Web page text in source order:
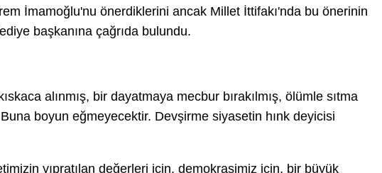
İmamoğlu'nu önerdiklerini ancak Millet İttifakı'nda bu önerinin
başkanına çağrıda bulundu.
alınmış, bir dayatmaya mecbur bırakılmış, ölümle sıtma
boyun eğmeyecektir. Devşirme siyasetin hınk deyicisi
yıpratılan değerleri için, demokrasimiz için, bir büyük